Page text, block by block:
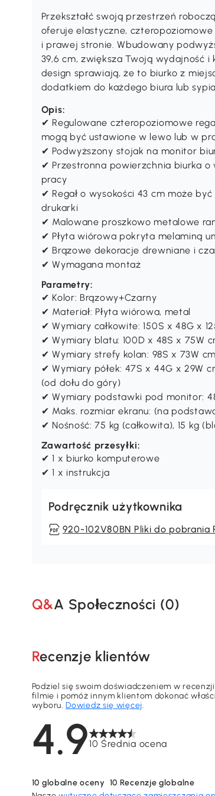
Przekształć swoją przestrzeń
oferuje elastyczne,
i prawej stronie. Wbudowany
39,6 cm, zwiększa Twoją wydajność
design sprawiają, że to biurko z
dodatkiem do każdego biura lub
Opis:
✔ Regulowane czteropoziomowe
mogą być ustawione w lewo lub w
✔ Podwyższony stojak na monitor
✔ Przestronna powierzchnia biurka
pracy
✔ Regał o wysokości 43 cm może
drukarki
✔ Malowane proszkowo metalowe
✔ Płyta wiórowa pokryta melaminą
✔ Brązowe dekoracje drewniane i
✔ Wymagana montaż
Parametry:
✔ Kolor: Brązowy+Czarny
✔ Materiał: Płyta wiórowa, metal
✔ Wymiary całkowite: 150S x 48G x
✔ Wymiary blatu: 100D x 48S x 75W
✔ Wymiary strefy kolan: 98S x 73W cm
✔ Wymiary półek: 47S x 44G x 29W
(od dołu do góry)
✔ Wymiary podstawki pod monitor:
✔ Maks. rozmiar ekranu: (na
✔ Nośność: 75 kg (całkowita), 15 kg
Zawartość przesyłki:
✔ 1 x biurko komputerowe
✔ 1 x instrukcja
Podręcznik użytkownika
920-102V80BN Pliki do pobrania
Q&A Społeczności (0)
Recenzje klientów
4.910 Średnia ocena
Podziel się swoim doświadczeniem w
filmie i pomóż innym klientom dokonać
wyboru.Dowiedz się więcej.
10 globalne oceny 10 Recenzje globalne